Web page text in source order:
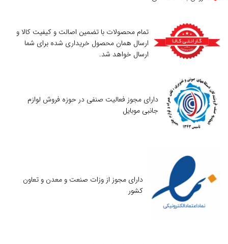
تمام محصولات با تضمین اصالت و کیفیت کالا و
ارسال همان محصول خریداری شده برای شما
ارسال خواهد شد.
دارای مجوز فعالیت صنفی در حوزه فروش لوازم
جانبی موبایل
دارای مجوز از وزات صنعت و معدن و تعاون
کشور